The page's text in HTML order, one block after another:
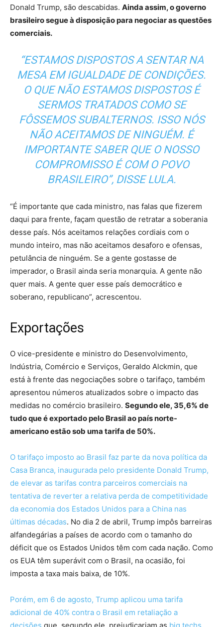
Donald Trump, são descabidas. Ainda assim, o governo
brasileiro segue à disposição para negociar as questões
comerciais.
“ESTAMOS DISPOSTOS A SENTAR NA
MESA EM IGUALDADE DE CONDIÇÕES.
O QUE NÃO ESTAMOS DISPOSTOS É
SERMOS TRATADOS COMO SE
FÔSSEMOS SUBALTERNOS. ISSO NÓS
NÃO ACEITAMOS DE NINGUÉM. É
IMPORTANTE SABER QUE O NOSSO
COMPROMISSO É COM O POVO
BRASILEIRO”, DISSE LULA.
“É importante que cada ministro, nas falas que fizerem
daqui para frente, façam questão de retratar a soberania
desse país. Nós aceitamos relações cordiais com o
mundo inteiro, mas não aceitamos desaforo e ofensas,
petulância de ninguém. Se a gente gostasse de
imperador, o Brasil ainda seria monarquia. A gente não
quer mais. A gente quer esse país democrático e
soberano, republicano”, acrescentou.
Exportações
O vice-presidente e ministro do Desenvolvimento,
Indústria, Comércio e Serviços, Geraldo Alckmin, que
está à frente das negociações sobre o tarifaço, também
apresentou números atualizados sobre o impacto das
medidas no comércio brasileiro. Segundo ele, 35,6% de
tudo que é exportado pelo Brasil ao país norte-
americano estão sob uma tarifa de 50%.
O tarifaço imposto ao Brasil faz parte da nova política da
Casa Branca, inaugurada pelo presidente Donald Trump,
de elevar as tarifas contra parceiros comerciais na
tentativa de reverter a relativa perda de competitividade
da economia dos Estados Unidos para a China nas
últimas décadas. No dia 2 de abril, Trump impôs barreiras
alfandegárias a países de acordo com o tamanho do
déficit que os Estados Unidos têm com cada nação. Como
os EUA têm superávit com o Brasil, na ocasião, foi
imposta a taxa mais baixa, de 10%.
Porém, em 6 de agosto, Trump aplicou uma tarifa
adicional de 40% contra o Brasil em retaliação a